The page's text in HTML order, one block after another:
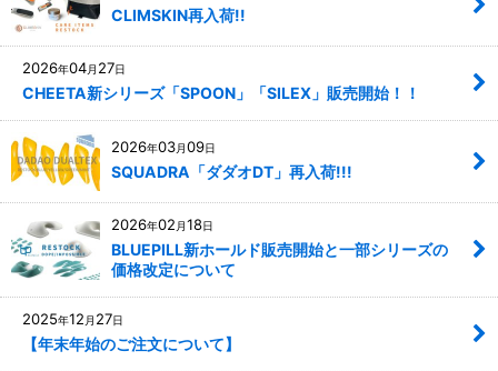
CLIMSKIN再入荷!!
2026年04月 27日
CHEETA新シリーズ「SPOON」「SILEX」販売開始！！
2026年03月09日
SQUADRA「ダダオDT」再入荷!!!
2026年02 月18日
BLUEPILL新ホールド販売開始と一部シリーズの
価格改定について
2025年12 月 27日
【年末年始のご注文について】